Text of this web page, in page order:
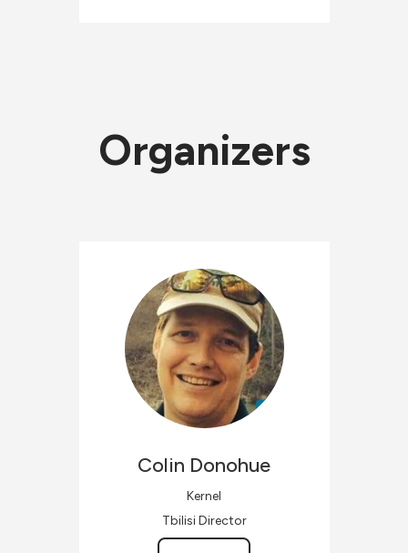
Organizers
Colin Donohue
Kernel
Tbilisi Director